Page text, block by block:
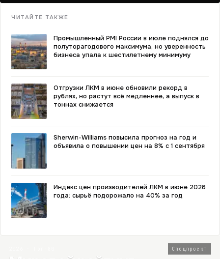
ЧИТАЙТЕ ТАКЖЕ
Промышленный PMI России в июле поднялся до
полуторагодового максимума, но уверенность
бизнеса упала к шестилетнему минимуму
Отгрузки ЛКМ в июне обновили рекорд в
рублях, но растут всё медленнее, а выпуск в
тоннах снижается
Sherwin-Williams повысила прогноз на год и
объявила о повышении цен на 8% с 1 сентября
Индекс цен производителей ЛКМ в июне 2026
года: сырьё подорожало на 40% за год
Спецпроект